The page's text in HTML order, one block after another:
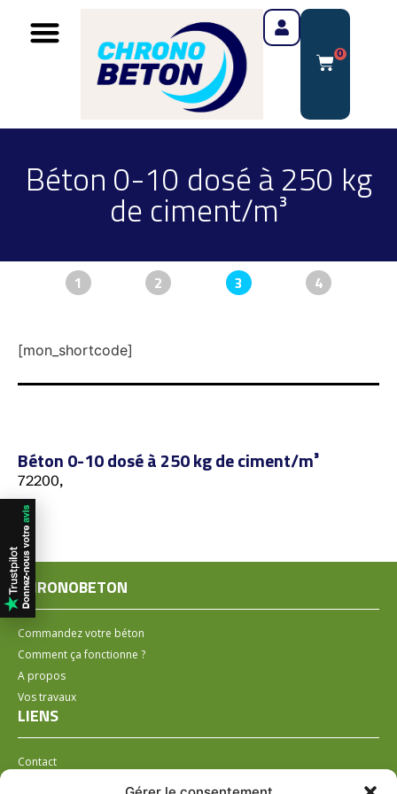
0
Béton 0-10 dosé à 250 kg
de ciment/m³
1 2 3 4
[mon_shortcode]
Béton 0-10 dosé à 250 kg de ciment/m³
72200,
CHRONOBETON
Commandez votre béton
Comment ça fonctionne ?
A propos
Vos travaux
LIENS
Contact